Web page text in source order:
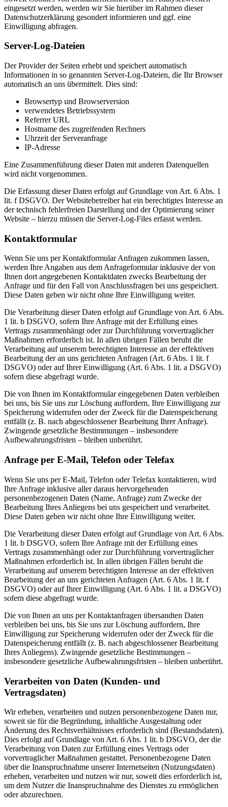
eingesetzt werden, werden wir Sie hierüber im Rahmen dieser
Datenschutzerklärung gesondert informieren und ggf. eine
Einwilligung abfragen.
Server-Log-Dateien
Der Provider der Seiten erhebt und speichert automatisch
Informationen in so genannten Server-Log-Dateien, die Ihr Browser
automatisch an uns übermittelt. Dies sind:
Browsertyp und Browserversion
verwendetes Betriebssystem
Referrer URL
Hostname des zugreifenden Rechners
Uhrzeit der Serveranfrage
IP-Adresse
Eine Zusammenführung dieser Daten mit anderen Datenquellen
wird nicht vorgenommen.
Die Erfassung dieser Daten erfolgt auf Grundlage von Art. 6 Abs. 1
lit. f DSGVO. Der Websitebetreiber hat ein berechtigtes Interesse an
der technisch fehlerfreien Darstellung und der Optimierung seiner
Website – hierzu müssen die Server-Log-Files erfasst werden.
Kontaktformular
Wenn Sie uns per Kontaktformular Anfragen zukommen lassen,
werden Ihre Angaben aus dem Anfrageformular inklusive der von
Ihnen dort angegebenen Kontaktdaten zwecks Bearbeitung der
Anfrage und für den Fall von Anschlussfragen bei uns gespeichert.
Diese Daten geben wir nicht ohne Ihre Einwilligung weiter.
Die Verarbeitung dieser Daten erfolgt auf Grundlage von Art. 6 Abs.
1 lit. b DSGVO, sofern Ihre Anfrage mit der Erfüllung eines
Vertrags zusammenhängt oder zur Durchführung vorvertraglicher
Maßnahmen erforderlich ist. In allen übrigen Fällen beruht die
Verarbeitung auf unserem berechtigten Interesse an der effektiven
Bearbeitung der an uns gerichteten Anfragen (Art. 6 Abs. 1 lit. f
DSGVO) oder auf Ihrer Einwilligung (Art. 6 Abs. 1 lit. a DSGVO)
sofern diese abgefragt wurde.
Die von Ihnen im Kontaktformular eingegebenen Daten verbleiben
bei uns, bis Sie uns zur Löschung auffordern, Ihre Einwilligung zur
Speicherung widerrufen oder der Zweck für die Datenspeicherung
entfällt (z. B. nach abgeschlossener Bearbeitung Ihrer Anfrage).
Zwingende gesetzliche Bestimmungen – insbesondere
Aufbewahrungsfristen – bleiben unberührt.
Anfrage per E-Mail, Telefon oder Telefax
Wenn Sie uns per E-Mail, Telefon oder Telefax kontaktieren, wird
Ihre Anfrage inklusive aller daraus hervorgehenden
personenbezogenen Daten (Name, Anfrage) zum Zwecke der
Bearbeitung Ihres Anliegens bei uns gespeichert und verarbeitet.
Diese Daten geben wir nicht ohne Ihre Einwilligung weiter.
Die Verarbeitung dieser Daten erfolgt auf Grundlage von Art. 6 Abs.
1 lit. b DSGVO, sofern Ihre Anfrage mit der Erfüllung eines
Vertrags zusammenhängt oder zur Durchführung vorvertraglicher
Maßnahmen erforderlich ist. In allen übrigen Fällen beruht die
Verarbeitung auf unserem berechtigten Interesse an der effektiven
Bearbeitung der an uns gerichteten Anfragen (Art. 6 Abs. 1 lit. f
DSGVO) oder auf Ihrer Einwilligung (Art. 6 Abs. 1 lit. a DSGVO)
sofern diese abgefragt wurde.
Die von Ihnen an uns per Kontaktanfragen übersandten Daten
verbleiben bei uns, bis Sie uns zur Löschung auffordern, Ihre
Einwilligung zur Speicherung widerrufen oder der Zweck für die
Datenspeicherung entfällt (z. B. nach abgeschlossener Bearbeitung
Ihres Anliegens). Zwingende gesetzliche Bestimmungen –
insbesondere gesetzliche Aufbewahrungsfristen – bleiben unberührt.
Verarbeiten von Daten (Kunden- und
Vertragsdaten)
Wir erheben, verarbeiten und nutzen personenbezogene Daten nur,
soweit sie für die Begründung, inhaltliche Ausgestaltung oder
Änderung des Rechtsverhältnisses erforderlich sind (Bestandsdaten).
Dies erfolgt auf Grundlage von Art. 6 Abs. 1 lit. b DSGVO, der die
Verarbeitung von Daten zur Erfüllung eines Vertrags oder
vorvertraglicher Maßnahmen gestattet. Personenbezogene Daten
über die Inanspruchnahme unserer Internetseiten (Nutzungsdaten)
erheben, verarbeiten und nutzen wir nur, soweit dies erforderlich ist,
um dem Nutzer die Inanspruchnahme des Dienstes zu ermöglichen
oder abzurechnen.